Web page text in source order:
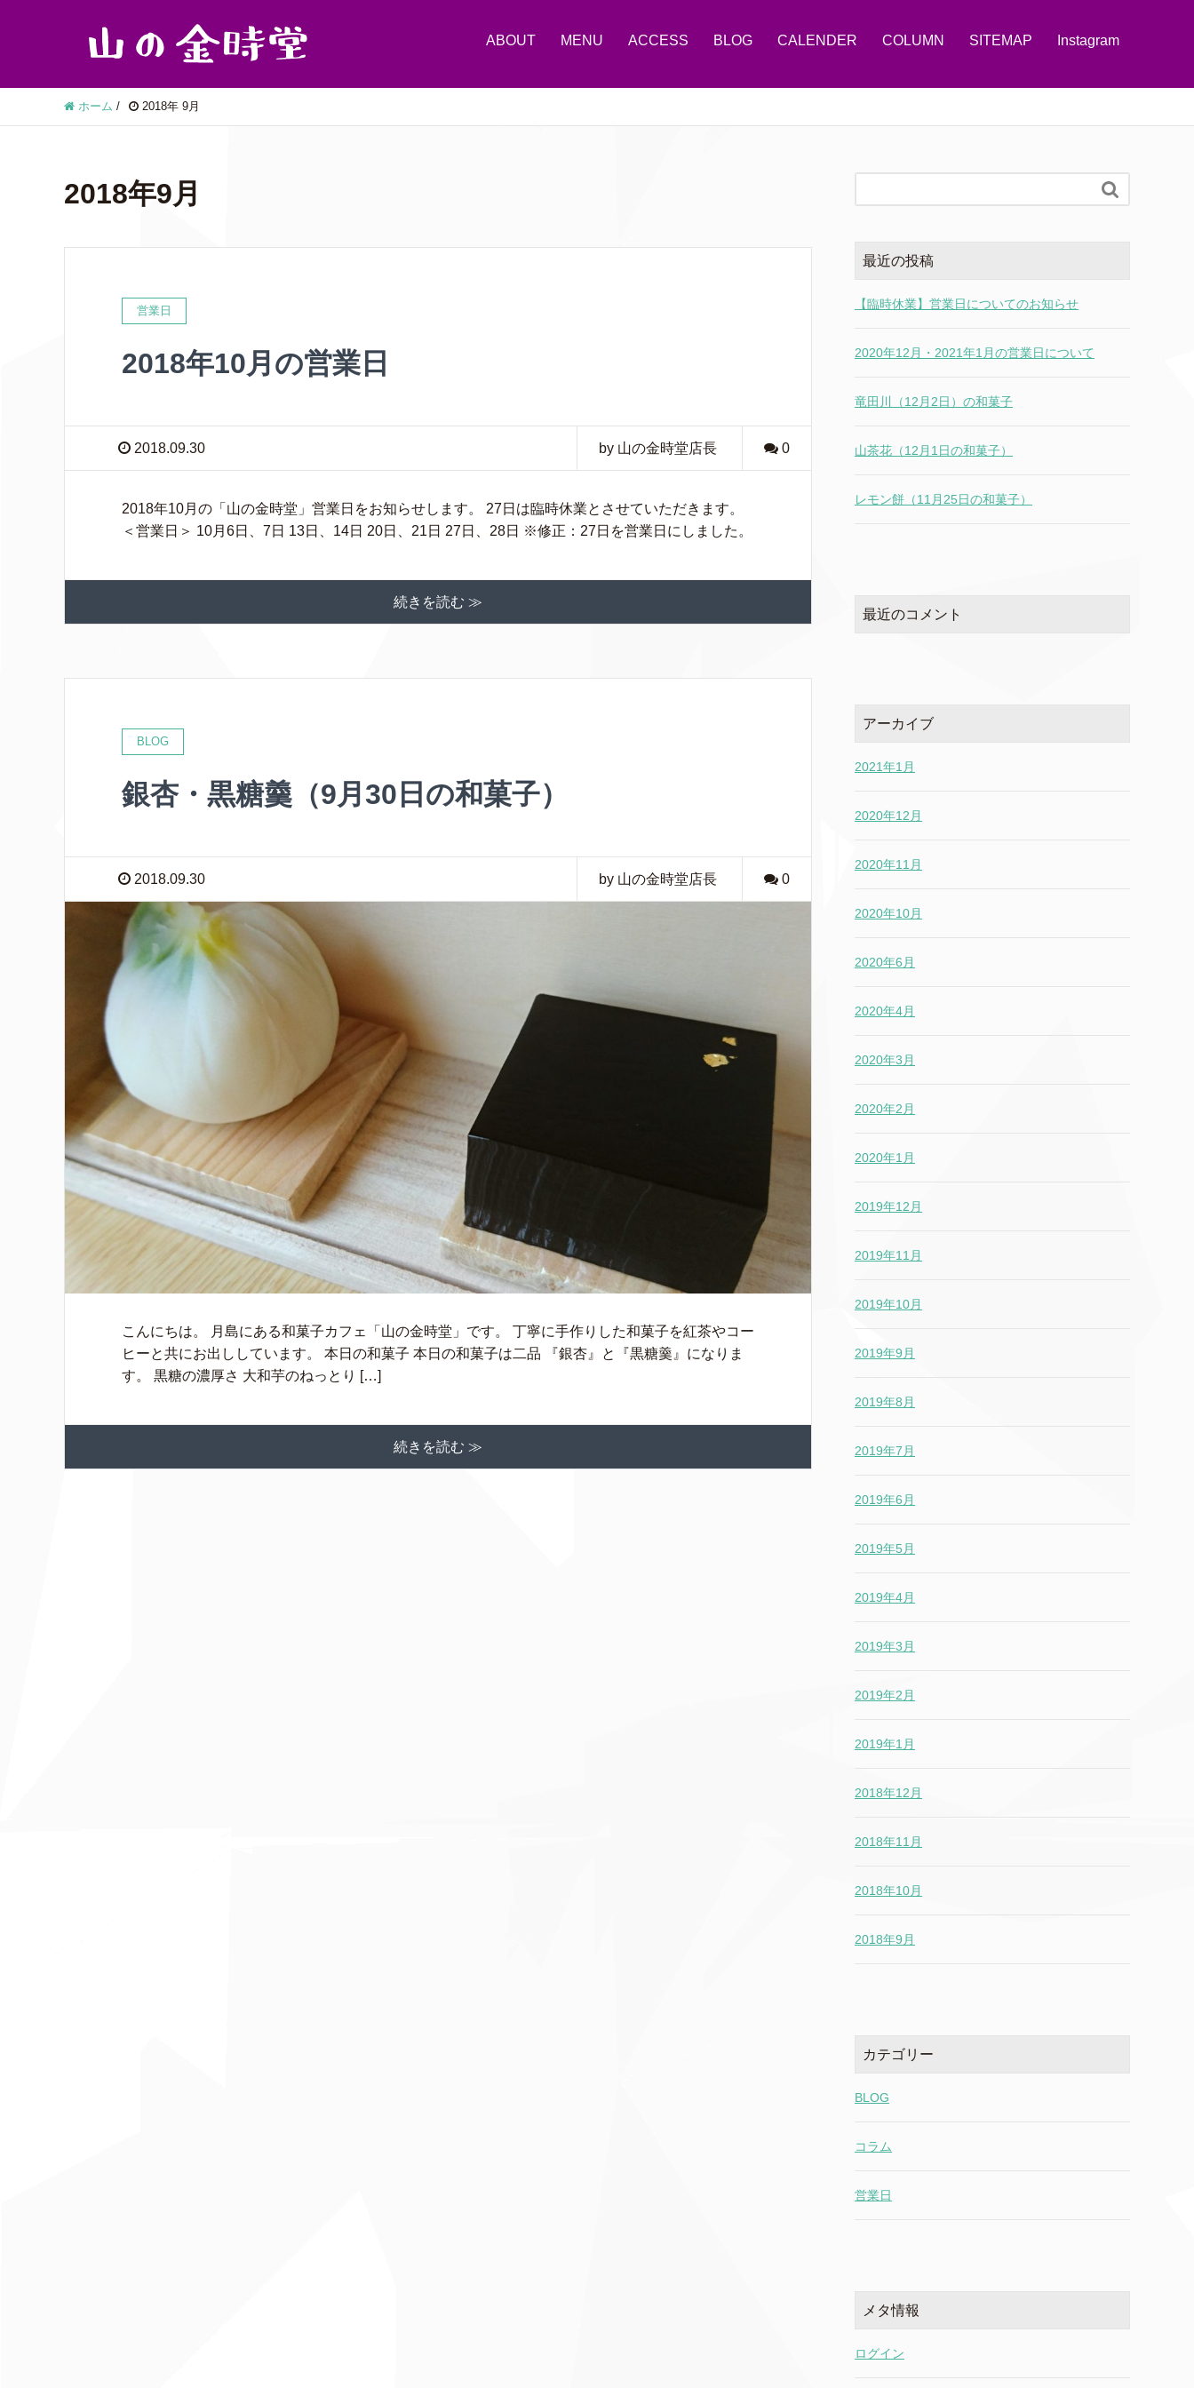
ABOUT MENU ACCESS BLOG CALENDER COLUMN SITEMAP Instagram
ホーム / 2018年 9月
2018年9月
営業日
2018年10月の営業日
2018.09.30 by 山の金時堂店長 0
2018年10月の「山の金時堂」営業日をお知らせします。 27日は臨時休業とさせていただきます。
＜営業日＞ 10月6日、7日 13日、14日 20日、21日 27日、28日 ※修正：27日を営業日にしました。
続きを読む ≫
BLOG
銀杏・黒糖羹（9月30日の和菓子）
2018.09.30 by 山の金時堂店長 0
こんにちは。 月島にある和菓子カフェ「山の金時堂」です。 丁寧に手作りした和菓子を紅茶やコー
ヒーと共にお出ししています。 本日の和菓子 本日の和菓子は二品 『銀杏』と『黒糖羹』になりま
す。 黒糖の濃厚さ 大和芋のねっとり […]
続きを読む ≫

最近の投稿
【臨時休業】営業日についてのお知らせ
2020年12月・2021年1月の営業日について
竜田川（12月2日）の和菓子
山茶花（12月1日の和菓子）
レモン餅（11月25日の和菓子）
最近のコメント
アーカイブ
2021年1月
2020年12月
2020年11月
2020年10月
2020年6月
2020年4月
2020年3月
2020年2月
2020年1月
2019年12月
2019年11月
2019年10月
2019年9月
2019年8月
2019年7月
2019年6月
2019年5月
2019年4月
2019年3月
2019年2月
2019年1月
2018年12月
2018年11月
2018年10月
2018年9月
カテゴリー
BLOG
コラム
営業日
メタ情報
ログイン